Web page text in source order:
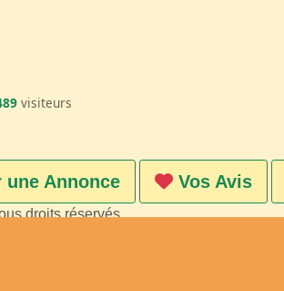
visiteurs
Annonce Vos Avis
droits réservés